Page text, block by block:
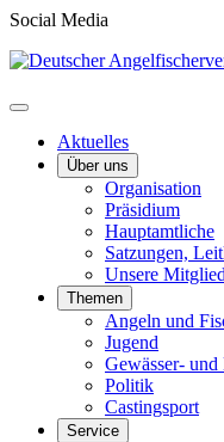
Social Media
Aktuelles
Über uns
Organisation
Präsidium
Hauptamtliche
Satzungen,
Unsere
Themen
Angeln und
Jugend
Gewässer-
Politik
Castingsport
Service